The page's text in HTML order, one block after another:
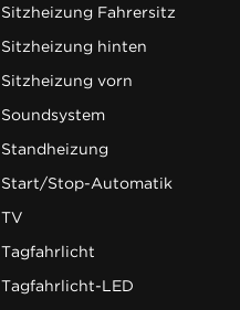
Sitzheizung Fahrersitz
Sitzheizung hinten
Sitzheizung vorn
Soundsystem
Standheizung
Start/Stop-Automatik
TV
Tagfahrlicht
Tagfahrlicht-LED